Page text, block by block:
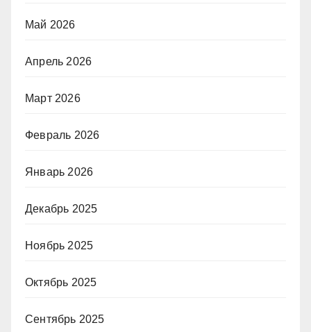
Май 2026
Апрель 2026
Март 2026
Февраль 2026
Январь 2026
Декабрь 2025
Ноябрь 2025
Октябрь 2025
Сентябрь 2025